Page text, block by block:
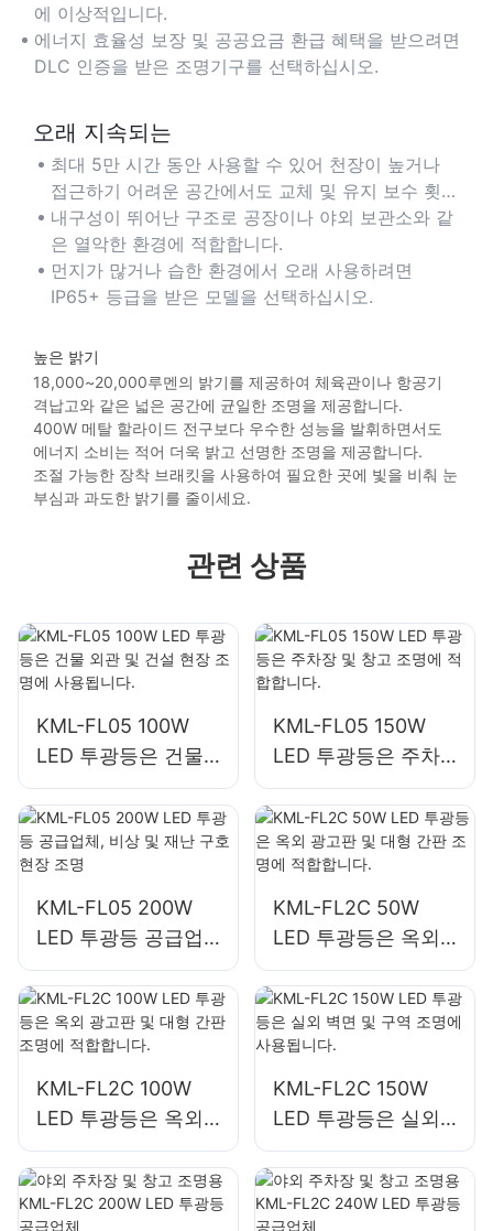
에 이상적입니다.
에너지 효율성 보장 및 공공요금 환급 혜택을 받으려면
DLC 인증을 받은 조명기구를 선택하십시오.
오래 지속되는
최대 5만 시간 동안 사용할 수 있어 천장이 높거나
접근하기 어려운 공간에서도 교체 및 유지 보수 횟수
를 최소화합니다.
내구성이 뛰어난 구조로 공장이나 야외 보관소와 같
은 열악한 환경에 적합합니다.
먼지가 많거나 습한 환경에서 오래 사용하려면
IP65+ 등급을 받은 모델을 선택하십시오.
높은 밝기
18,000~20,000루멘의 밝기를 제공하여 체육관이나 항공기
격납고와 같은 넓은 공간에 균일한 조명을 제공합니다.
400W 메탈 할라이드 전구보다 우수한 성능을 발휘하면서도
에너지 소비는 적어 더욱 밝고 선명한 조명을 제공합니다.
조절 가능한 장착 브래킷을 사용하여 필요한 곳에 빛을 비춰 눈
부심과 과도한 밝기를 줄이세요.
관련 상품
KML-FL05 100W
LED 투광등은 건물
외관 및 건설 현장 조
명에 사용됩니다.
KML-FL05 150W
LED 투광등은 주차
장 및 창고 조명에 적
합합니다.
KML-FL05 200W
LED 투광등 공급업
체, 비상 및 재난 구
호 현장 조명
KML-FL2C 50W
LED 투광등은 옥외
광고판 및 대형 간판
조명에 적합합니다.
KML-FL2C 100W
LED 투광등은 옥외
광고판 및 대형 간판
조명에 적합합니다.
KML-FL2C 150W
LED 투광등은 실외
벽면 및 구역 조명에
사용됩니다.